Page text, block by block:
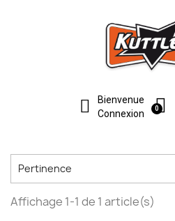
Bienvenue
Connexion
Pertinence
Affichage 1-1 de 1 article(s)